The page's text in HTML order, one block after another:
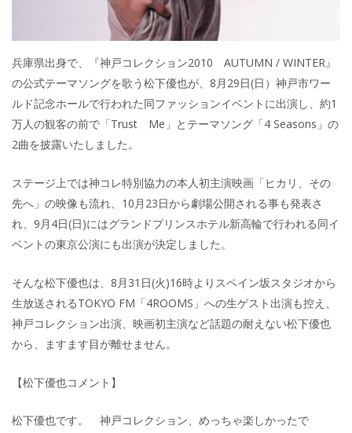
兵庫県出身で、『神戸コレクション2010 AUTUMN / WINTER』
の公式テーマソングを歌う松下優也が、8月29日(日）神戸市ワー
ルド記念ホールで行われた同ファッションイベントに出演し、約1
万人の観客の前で「Trust Me」とテーマソング「4 Seasons」の
2曲を披露いたしました。
ステージ上では神コレ特別協力の本人初主演映画「ヒカリ、その
先へ」の映像も流れ、10月23日から劇場公開される事も発表さ
れ、9月4日(日)にはグランドプリンスホテル新高輪で行われる同イ
ベントの東京公演にも出演が決定しました。
そんな松下優也は、8月31日(火)16時よりスペイン坂スタジオから
生放送されるTOKYO FM「4ROOMS」への生ゲスト出演も控え、
神戸コレクション出演、映画初主演など話題の耐えない松下優也
から、ますます目が離せません。
【松下優也コメント】
松下優也です。 神戸コレクション、めっちゃ楽しかったで